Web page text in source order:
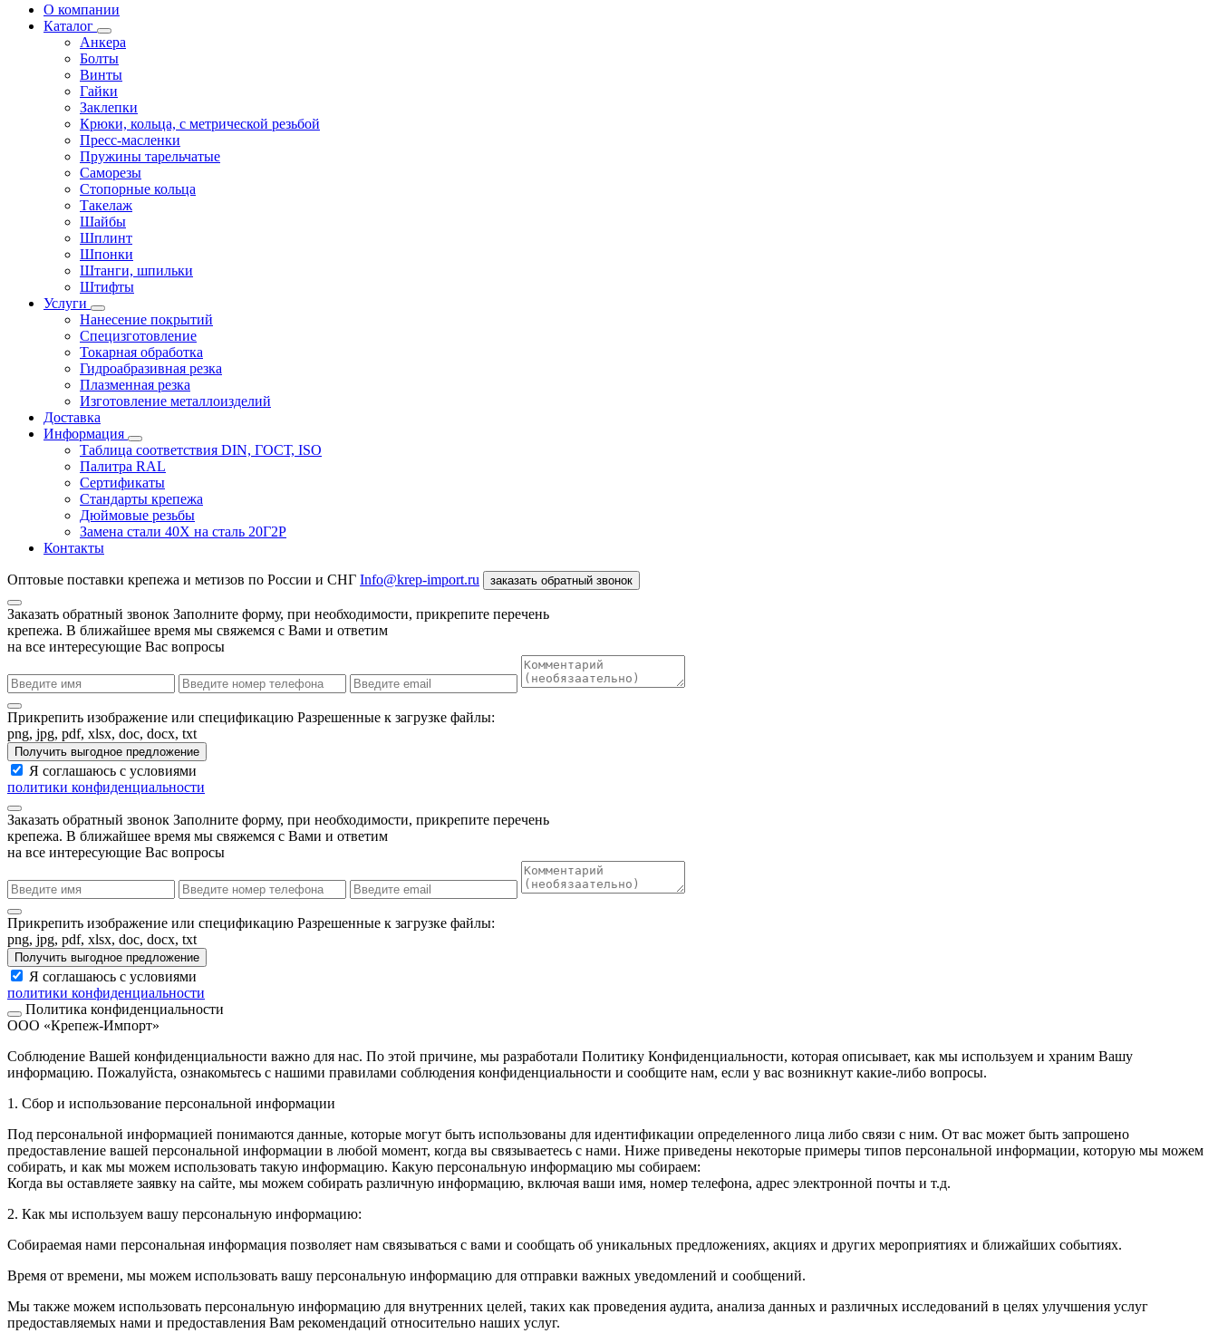
О компании
Каталог
Анкера
Болты
Винты
Гайки
Заклепки
Крюки, кольца, с метрической резьбой
Пресс-масленки
Пружины тарельчатые
Саморезы
Стопорные кольца
Такелаж
Шайбы
Шплинт
Шпонки
Штанги, шпильки
Штифты
Услуги
Нанесение покрытий
Специзготовление
Токарная обработка
Гидроабразивная резка
Плазменная резка
Изготовление металлоизделий
Доставка
Информация
Таблица соответствия DIN, ГОСТ, ISO
Палитра RAL
Сертификаты
Стандарты крепежа
Дюймовые резьбы
Замена стали 40Х на сталь 20Г2Р
Контакты
Оптовые поставки крепежа и метизов по России и СНГ Info@krep-import.ru заказать обратный звонок
Заказать обратный звонок Заполните форму, при необходимости, прикрепите перечень
крепежа. В ближайшее время мы свяжемся с Вами и ответим
на все интересующие Вас вопросы
Прикрепить изображение или спецификацию Разрешенные к загрузке файлы:
png, jpg, pdf, xlsx, doc, docx, txt
Получить выгодное предложение
Я соглашаюсь с условиями
политики конфиденциальности
Заказать обратный звонок Заполните форму, при необходимости, прикрепите перечень
крепежа. В ближайшее время мы свяжемся с Вами и ответим
на все интересующие Вас вопросы
Прикрепить изображение или спецификацию Разрешенные к загрузке файлы:
png, jpg, pdf, xlsx, doc, docx, txt
Получить выгодное предложение
Я соглашаюсь с условиями
политики конфиденциальности
Политика конфиденциальности
ООО «Крепеж-Импорт»
Соблюдение Вашей конфиденциальности важно для нас. По этой причине, мы разработали Политику Конфиденциальности, которая описывает, как мы используем и храним Вашу
информацию. Пожалуйста, ознакомьтесь с нашими правилами соблюдения конфиденциальности и сообщите нам, если у вас возникнут какие-либо вопросы.
1. Сбор и использование персональной информации
Под персональной информацией понимаются данные, которые могут быть использованы для идентификации определенного лица либо связи с ним. От вас может быть запрошено
предоставление вашей персональной информации в любой момент, когда вы связываетесь с нами. Ниже приведены некоторые примеры типов персональной информации, которую мы можем
собирать, и как мы можем использовать такую информацию. Какую персональную информацию мы собираем:
Когда вы оставляете заявку на сайте, мы можем собирать различную информацию, включая ваши имя, номер телефона, адрес электронной почты и т.д.
2. Как мы используем вашу персональную информацию:
Собираемая нами персональная информация позволяет нам связываться с вами и сообщать об уникальных предложениях, акциях и других мероприятиях и ближайших событиях.
Время от времени, мы можем использовать вашу персональную информацию для отправки важных уведомлений и сообщений.
Мы также можем использовать персональную информацию для внутренних целей, таких как проведения аудита, анализа данных и различных исследований в целях улучшения услуг
предоставляемых нами и предоставления Вам рекомендаций относительно наших услуг.